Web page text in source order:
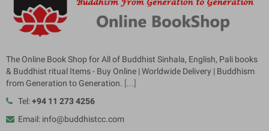
The Online Book Shop for All of Buddhist Sinhala, English, Pali books
& Buddhist ritual Items - Buy Online | Worldwide Delivery | Buddhism
from Generation to Generation. [...]
Tel:+94 11 273 4256
Email: info@buddhistcc.com